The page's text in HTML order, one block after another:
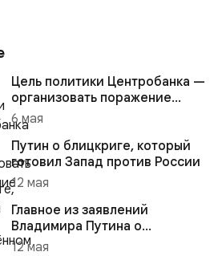
Цель политики Центробанка —
организовать поражение
России в вооружённом
конфликте с США
6 мая
Путин о блицкриге, который
готовил Запад против России
12 мая
Главное из заявлений
Владимира Путина о
конфликте на Украине
12 мая